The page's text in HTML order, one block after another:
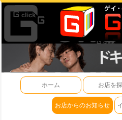
ホーム お店を
お店からのお知らせ